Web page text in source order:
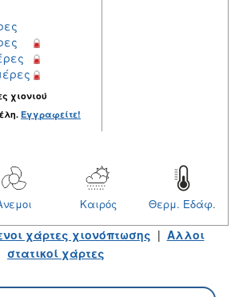
χιονιού
Εγγραφείτε!
Θερμ. Εδάφ.
Καιρός
χάρτες χιονόπτωσης | Αλλοι
στατικοί χάρτες